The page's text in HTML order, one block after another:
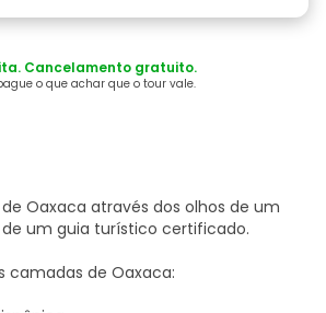
Cancelamento gratuito.
o que achar que o tour vale.
Oaxaca através dos olhos de um
um guia turístico certificado.
camadas de Oaxaca: